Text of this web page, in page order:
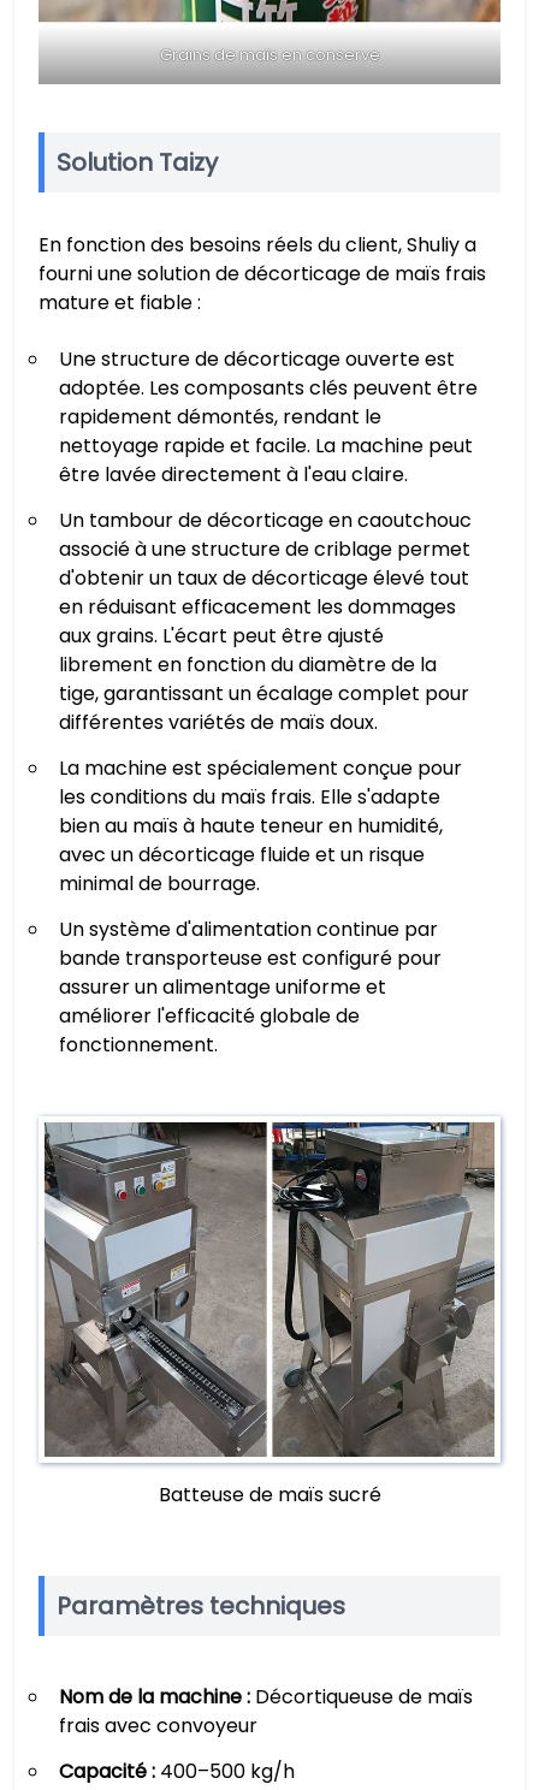
Grains de maïs en conserve
Solution Taizy
En fonction des besoins réels du client, Shuliy a
fourni une solution de décorticage de maïs frais
mature et fiable :
Une structure de décorticage ouverte est
adoptée. Les composants clés peuvent être
rapidement démontés, rendant le
nettoyage rapide et facile. La machine peut
être lavée directement à l'eau claire.
Un tambour de décorticage en caoutchouc
associé à une structure de criblage permet
d'obtenir un taux de décorticage élevé tout
en réduisant efficacement les dommages
aux grains. L'écart peut être ajusté
librement en fonction du diamètre de la
tige, garantissant un écalage complet pour
différentes variétés de maïs doux.
La machine est spécialement conçue pour
les conditions du maïs frais. Elle s'adapte
bien au maïs à haute teneur en humidité,
avec un décorticage fluide et un risque
minimal de bourrage.
Un système d'alimentation continue par
bande transporteuse est configuré pour
assurer un alimentage uniforme et
améliorer l'efficacité globale de
fonctionnement.
Batteuse de maïs sucré
Paramètres techniques
Nom de la machine : Décortiqueuse de maïs
frais avec convoyeur
Capacité : 400–500 kg/h